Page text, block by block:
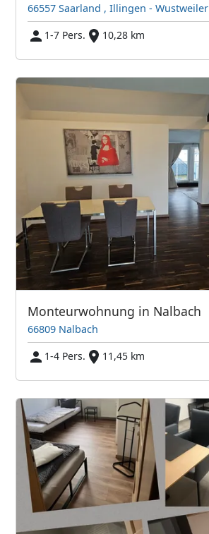
66557 Saarland , Illingen - Wustweiler
1-7 Pers.
10,28 km
Monteurwohnung in Nalbach
66809 Nalbach
1-4 Pers.
11,45 km